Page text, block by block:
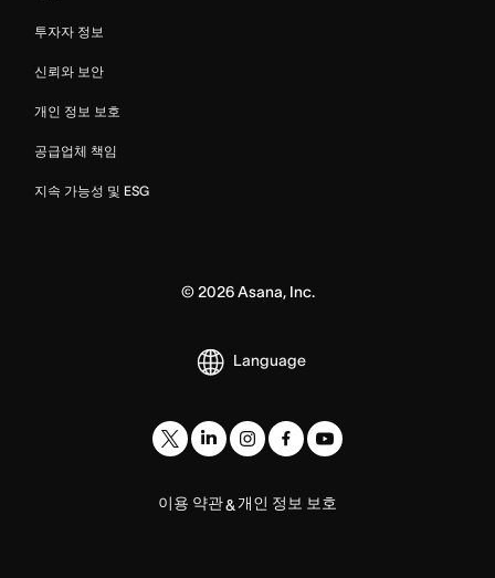
투자자 정보
신뢰와 보안
개인 정보 보호
공급업체 책임
지속 가능성 및 ESG
© 2026Asana, Inc.
Language
이용 약관& 개인 정보 보호